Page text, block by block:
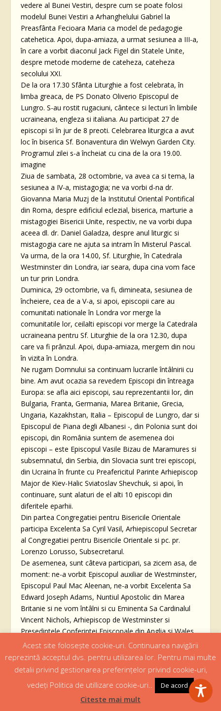
vedere al Bunei Vestiri, despre cum se poate folosi
modelul Bunei Vestiri a Arhanghelului Gabriel la
Preasfânta Fecioara Maria ca model de pedagogie
catehetica. Apoi, dupa-amiaza, a urmat sesiunea a III-a,
în care a vorbit diaconul Jack Figel din Statele Unite,
despre metode moderne de cateheza, cateheza
secolului XXI.
De la ora 17.30 Sfânta Liturghie a fost celebrata, în
limba greaca, de PS Donato Oliverio Episcopul de
Lungro. S-au rostit rugaciuni, cântece si lecturi în limbile
ucraineana, engleza si italiana. Au participat 27 de
episcopi si în jur de 8 preoti. Celebrarea liturgica a avut
loc în biserica Sf. Bonaventura din Welwyn Garden City.
Programul zilei s-a încheiat cu cina de la ora 19.00.
imagine
Ziua de sambata, 28 octombrie, va avea ca si tema, la
sesiunea a IV-a, mistagogia; ne va vorbi d-na dr.
Giovanna Maria Muzj de la Institutul Oriental Pontifical
din Roma, despre edificiul eclezial, biserica, marturie a
mistagogiei Bisericii Unite, respectiv, ne va vorbi dupa
aceea dl. dr. Daniel Galadza, despre anul liturgic si
mistagogia care ne ajuta sa intram în Misterul Pascal.
Va urma, de la ora 14.00, Sf. Liturghie, în Catedrala
Westminster din Londra, iar seara, dupa cina vom face
un tur prin Londra.
Duminica, 29 octombrie, va fi, dimineata, sesiunea de
încheiere, cea de a V-a, si apoi, episcopii care au
comunitati nationale în Londra vor merge la
comunitatile lor, ceilalti episcopi vor merge la Catedrala
ucraineana pentru Sf. Liturghie de la ora 12.30, dupa
care va fi prânzul. Apoi, dupa-amiaza, mergem din nou
în vizita în Londra.
Ne rugam Domnului sa continuam lucrarile întâlnirii cu
bine. Am avut ocazia sa revedem Episcopi din întreaga
Europa: se afla aici episcopi, sau reprezentantii lor, din
Bulgaria, Franta, Germania, Marea Britanie, Grecia,
Ungaria, Kazakhstan, Italia – Episcopul de Lungro, dar si
Episcopul de Piana degli Albanesi -, din Polonia sunt doi
episcopi, din România suntem de asemenea doi
episcopi – este Episcopul Vasile Bizau de Maramures si
subsemnatul, din Serbia, din Slovacia sunt trei episcopi,
din Ucraina în frunte cu Preafericitul Parinte Arhiepiscop
Major de Kiev-Halic Sviatoslav Shevchuk, si apoi, în
continuare, sunt alaturi de el alti 10 episcopi din
diferitele eparhii.
Din partea Congregatiei pentru Bisericile Orientale
participa Excelenta Sa Cyril Vasil, Arhiepiscopul Secretar
al Congregatiei pentru Bisericile Orientale si pc. pr.
Lorenzo Lorusso, Subsecretarul.
De asemenea, sunt câteva participari, sa zicem asa, de
moment: ne-a vorbit Episcopul auxiliar de Westminster,
Episcopul Paul Mac Aleenan, ne-a vorbit Excelenta Sa
Edward Joseph Adams, Nuntiul Apostolic din Marea
Britanie si ne vom întâlni si cu Eminenta Sa Cardinalul
Vincent Nichols, Arhiepiscop de Westminster si
Presedintele Conferintei Episcopale din Anglia si Wales.
Mai participa si alti reprezentanti din partea Conferintei
Episcopale din Anglia si Wales, din partea Consiliului
European al Conferintelor Episcopale, din partea
localnicilor, a Eparhiei ucrainene din Londra care se
ocupa cu detaliile legate de organizare, avem si un
serviciu de securitate care pazeste casele, parcarea, si
Acest site folosește cookie-uri. Continuarea navigării
reprezintă acceptul dvs. pentru utilizarea lor. Pentru mai multe
detalii privind gestionarea preferințelor privind cookie-uri,
vedeți Politica de utillizare cookie-uri..
De acord
Citeste mai mult